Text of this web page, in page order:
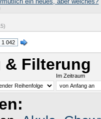
1 042
& Filterung
Im Zeitraum